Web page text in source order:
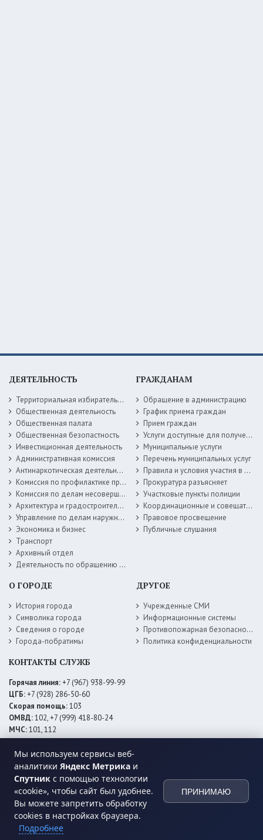
Мы используем сервисы веб-
аналитики Яндекс Метрика и
Спутник с помощью технологии
«cookie», чтобы сайт был удобнее.
Вы можете запретить обработку
cookies в настройках браузера.
Подробнее
ПРИНИМАЮ
ДЕЯТЕЛЬНОСТЬ
Территориальная избирательная комиссия
Общественная деятельность
Общественная палата
Общественная безопастность
Инвестиционная деятельность
Административная комиссия
Антинаркотическая деятельность
Комиссия по профилактике правонарушений
Комиссия по делам несовершеннолетних
Архитектура и градостроительство
Управление по делам наружной рекламы
Экономика и бизнес
Транспорт
Архивный отдел
Деятельность по обращению с животными без владельцев
ГРАЖДАНАМ
Обращение в администрацию
График приема граждан
Прием граждан
Услуги доступные для получения в электронной форме
Муниципальные услуги
Перечень муниципальных услуг
Правила и условия участия в жилищных программах
Прокуратура разъясняет
Участковые пункты полиции
Координационные и совещательные органы
Правовое просвещение
Публичные слушания
О ГОРОДЕ
История города
Символика города
Сведения о городе
Города-побратимы
ДРУГОЕ
Учрежденные СМИ
Информационные системы
Противопожарная безопасность
Политика конфиденциальности
КОНТАКТЫ СЛУЖБ
Горячая линия:+7 (967) 938-99-99
ЦГБ:+7 (928) 286-50-60
Скорая помощь:103
ОМВД:102, +7 (999) 418-80-24
МЧС:101, 112
ЕДДС:+7 (928) 576-09-83
Электросети:+7 (800) 220-02-20
Даггаз:+7 (928) 980-64-04
Горводоснаб: +7 (928) 559-59-74
Теплоснаб: +7 (928) 873-27-09
МФЦ:+7 (938) 777-82-44
© 2026 Администрация